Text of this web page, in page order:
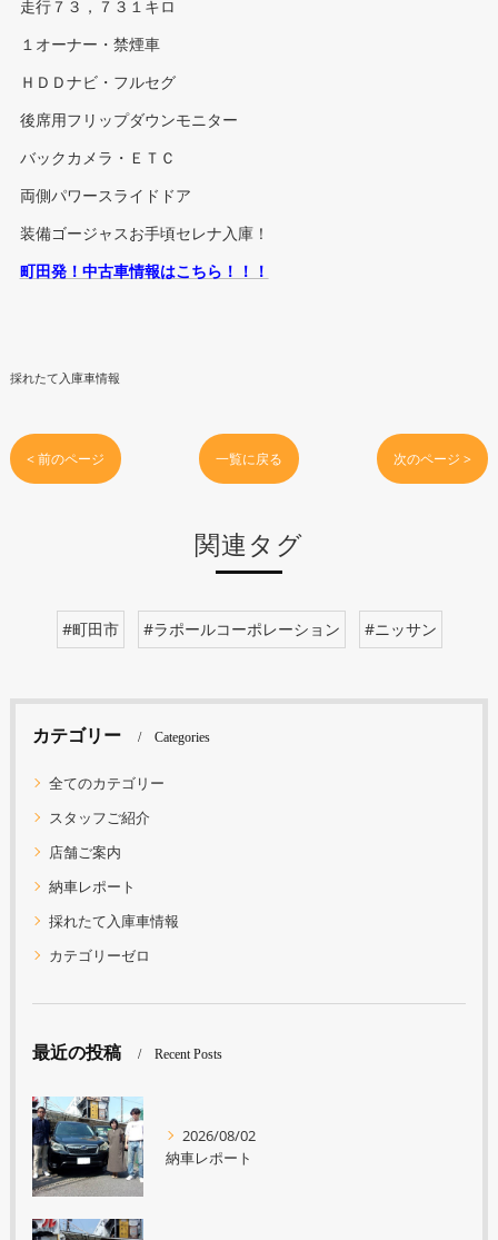
走行７３，７３１キロ
１オーナー・禁煙車
ＨＤＤナビ・フルセグ
後席用フリップダウンモニター
バックカメラ・ＥＴＣ
両側パワースライドドア
装備ゴージャスお手頃セレナ入庫！
町田発！中古車情報はこちら！！！
採れたて入庫車情報
< 前のページ 一覧に戻る 次のページ >
関連タグ
#町田市 #ラポールコーポレーション #ニッサン
カテゴリー Categories
全てのカテゴリー
スタッフご紹介
店舗ご案内
納車レポート
採れたて入庫車情報
カテゴリーゼロ
最近の投稿 Recent Posts
2026/08/02
納車レポート